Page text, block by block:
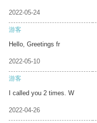
2022-05-24
游客
Hello, Greetings fr
2022-05-10
游客
I called you 2 times. W
2022-04-26